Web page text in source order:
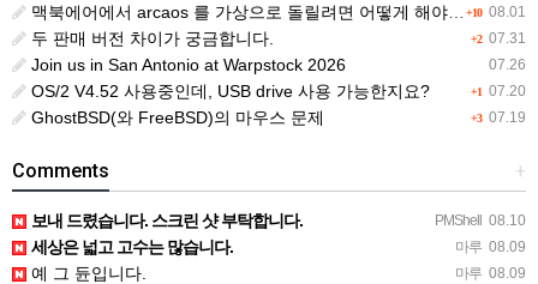
+10 08.01
맥북에어에서 arcaos 를 가상으로 돌릴려면 어떻게 해야 하는 지요?
+2 07.31
두 판매 버전 차이가 궁금합니다.
07.26
Join us in San Antonio at Warpstock 2026
+1 07.20
OS/2 V4.52 사용중인데, USB drive 사용 가능한지요?
+3 07.19
GhostBSD(와 FreeBSD)의 마우스 문제
+
Comments
PMShell 08.10
보내 드렸습니다. 스크린 샷 부탁합니다.
마루 08.09
세상은 넓고 고수는 많습니다.
마루 08.09
예 그 듄입니다.